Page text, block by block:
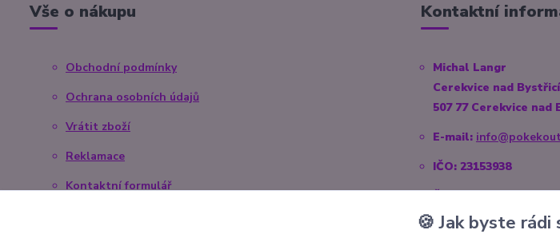
Vše o nákupu
Obchodní podmínky
Ochrana osobních údajů
Vrátit zboží
Reklamace
Kontaktní formulář
Kontaktní
Michal Langr
Cerekvice nad
507 77 Cerekvice nad
E-mail:
IČO: 23153938
Číslo účtu:
🍪 Jak byste rádi